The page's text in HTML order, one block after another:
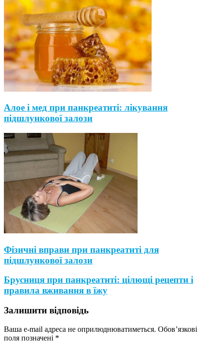
Алое і мед при панкреатиті: лікування
підшлункової залози
Фізичні вправи при панкреатиті для
підшлункової залози
Брусниця при панкреатиті: цілющі рецепти і
правила вживання в їжу
Залишити відповідь
Ваша e-mail адреса не оприлюднюватиметься. Обов’язкові
поля позначені *